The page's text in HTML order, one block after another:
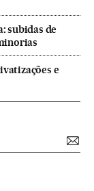
subidas de
e